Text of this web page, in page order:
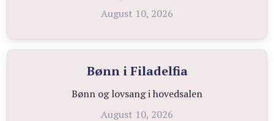
August 10, 2026
Bønn i Filadelfia
Bønn og lovsang i hovedsalen
August 10, 2026